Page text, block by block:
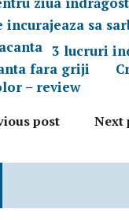
incurajeaza sa
3 lucruri
fara griji
– review
post Next